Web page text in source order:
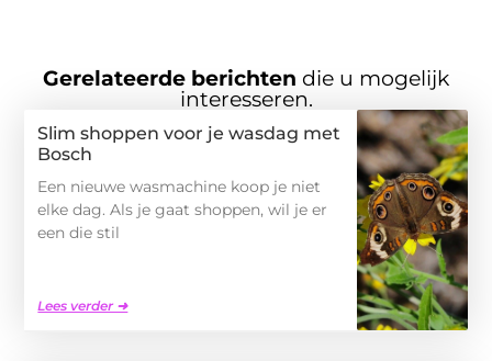
Gerelateerde berichten die u mogelijk
interesseren.
Slim shoppen voor je wasdag met
Bosch
Een nieuwe wasmachine koop je niet
elke dag. Als je gaat shoppen, wil je er
een die stil
Lees verder ➜